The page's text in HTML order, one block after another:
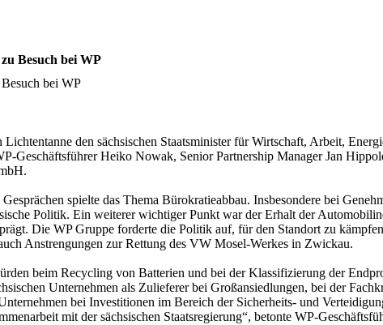
Besuch bei WP
bei WP
den sächsischen Staatsminister für Wirtschaft, Arbeit,
Geschäftsführer Heiko Nowak, Senior Partnership Manager Jan
spielte das Thema Bürokratieabbau. Insbesondere bei
Politik. Ein weiterer wichtiger Punkt war der Erhalt der
Die WP Gruppe forderte die Politik auf, für den Standort zu
Anstrengungen zur Rettung des VW Mosel-Werkes in Zwickau.
beim Recycling von Batterien und bei der Klassifizierung der
Unternehmen als Zulieferer bei Großansiedlungen, bei der
bei Investitionen im Bereich der Sicherheits- und
mit der sächsischen Staatsregierung“, betonte WP-